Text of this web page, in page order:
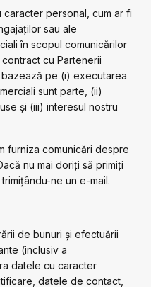
personal, cum ar fi
sau ale
în scopul comunicărilor
cu Partenerii
pe (i) executarea
sunt parte, (ii)
și (iii) interesul nostru
furniza comunicări despre
nu mai doriți să primiți
ne un e-mail.
de bunuri și efectuării
(inclusiv a
datele cu caracter
datele de contact,